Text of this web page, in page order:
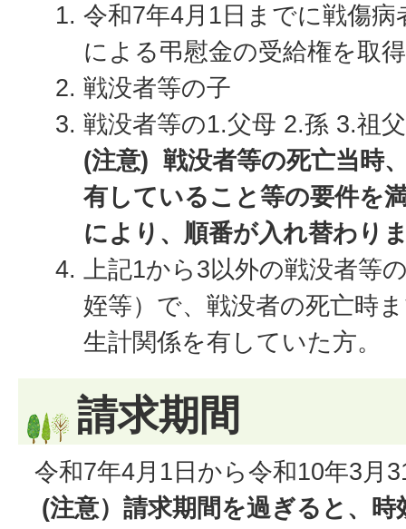
令和7年4月1日までに戦傷病
による弔慰金の受給権を取
戦没者等の子
戦没者等の1.父母 2.孫 3.祖
(注意) 戦没者等の死亡当時
有していること等の要件を
により、順番が入れ替わり
上記1から3以外の戦没者等
姪等）で、戦没者の死亡時
生計関係を有していた方。
請求期間
令和7年4月1日から令和10年3月
(注意）請求期間を過ぎると、